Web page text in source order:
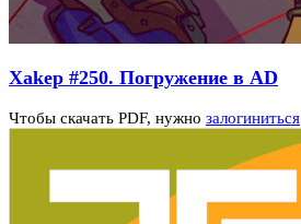
Xakep #250. Погружение в AD
Чтобы скачать PDF, нужно залогиниться